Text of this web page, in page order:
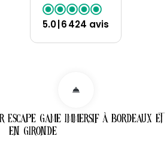
5.0 6 424 avis
Escape Game Immersif à Bordeaux et
en Gironde